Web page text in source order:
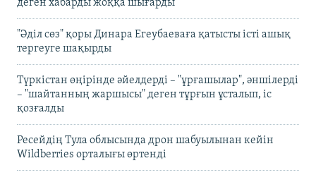
деген хабарды жоққа шығарды
"Әділ сөз" қоры Динара Егеубаеваға қатысты істі ашық
тергеуге шақырды
Түркістан өңірінде әйелдерді – "ұрғашылар", әншілерді
– "шайтанның жаршысы" деген тұрғын ұсталып, іс
қозғалды
Ресейдің Тула облысында дрон шабуылынан кейін
Wildberries орталығы өртенді